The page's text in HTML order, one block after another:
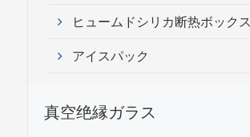
ヒュームドシリカ断热ボックス
アイスパック
真空绝縁ガラス